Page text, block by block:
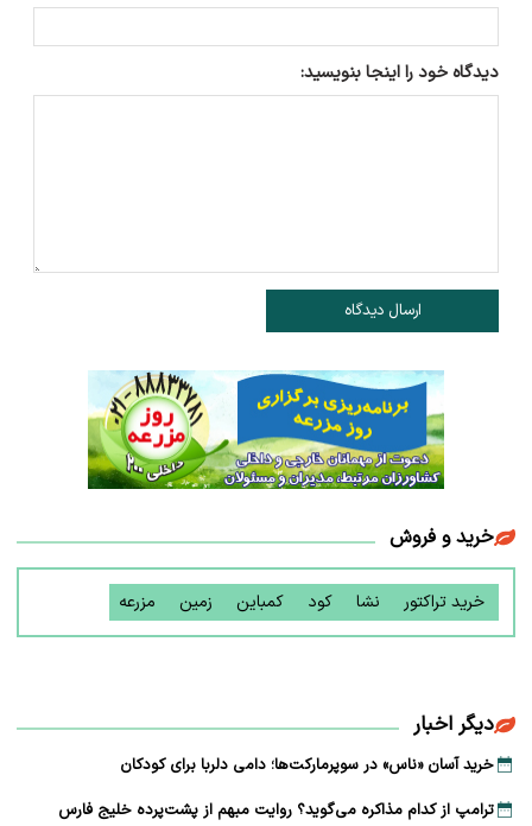
دیدگاه خود را اینجا بنویسید:
ارسال دیدگاه
خرید و فروش
خرید تراکتور نشا کود کمباین زمین مزرعه
دیگر اخبار
خرید آسان «ناس» در سوپرمارکت‌ها؛ دامی دلربا برای کودکان
ترامپ از کدام مذاکره می‌گوید؟ روایت مبهم از پشت‌پرده خلیج فارس